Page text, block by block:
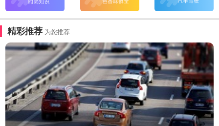
精彩推荐 为您推荐